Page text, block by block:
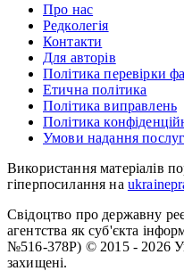
Про нас
Редколегія
Контакти
Для авторів
Політика перевірки
Етична політика
Політика виправлень
Політика
Умови надання послуг
Використання матеріалів
гіперпосилання на
Свідоцтво про державну
агентства як суб'єкта
№516-378Р) © 2015 - 2026
захищені.